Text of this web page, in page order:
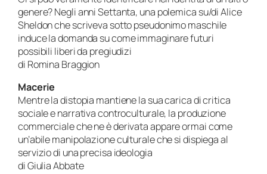
genere? Negli anni Settanta, una polemica su/di Alice
Sheldon che scriveva sotto pseudonimo maschile
induce la domanda su come immaginare futuri
possibili liberi da pregiudizi
di Romina Braggion
Macerie
Mentre la distopia mantiene la sua carica di critica
sociale e narrativa controculturale, la produzione
commerciale che ne è derivata appare ormai come
un’abile manipolazione culturale che si dispiega al
servizio di una precisa ideologia
di Giulia Abbate